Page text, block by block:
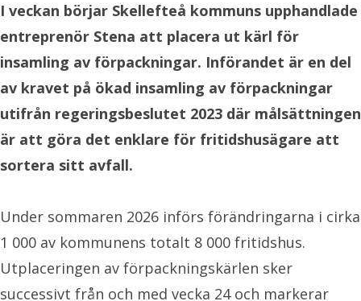
I veckan börjar Skellefteå kommuns upphandlade
entreprenör Stena att placera ut kärl för
insamling av förpackningar. Införandet är en del
av kravet på ökad insamling av förpackningar
utifrån regeringsbeslutet 2023 där målsättningen
är att göra det enklare för fritidshusägare att
sortera sitt avfall.
Under sommaren 2026 införs förändringarna i cirka
1 000 av kommunens totalt 8 000 fritidshus.
Utplaceringen av förpackningskärlen sker
successivt från och med vecka 24 och markerar